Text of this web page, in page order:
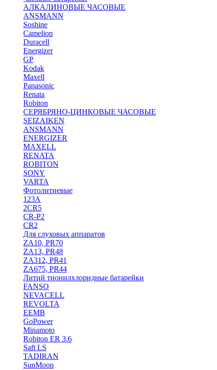
АЛКАЛИНОВЫЕ ЧАСОВЫЕ
ANSMANN
Soshine
Camelion
Duracell
Energizer
GP
Kodak
Maxell
Panasonic
Renata
Robiton
СЕРЯБРЯНО-ЦИНКОВЫЕ ЧАСОВЫЕ
SEIZAIKEN
ANSMANN
ENERGIZER
MAXELL
RENATA
ROBITON
SONY
VARTA
Фотолитиевые
123A
2CR5
CR-P2
CR2
Для слуховых аппаратов
ZA10, PR70
ZA13, PR48
ZA312, PR41
ZA675, PR44
Литий тионилхлоридные батарейки
FANSO
NEVACELL
REVOLTA
EEMB
GoPower
Minamoto
Robiton ER 3.6
Saft LS
TADIRAN
SunMoon